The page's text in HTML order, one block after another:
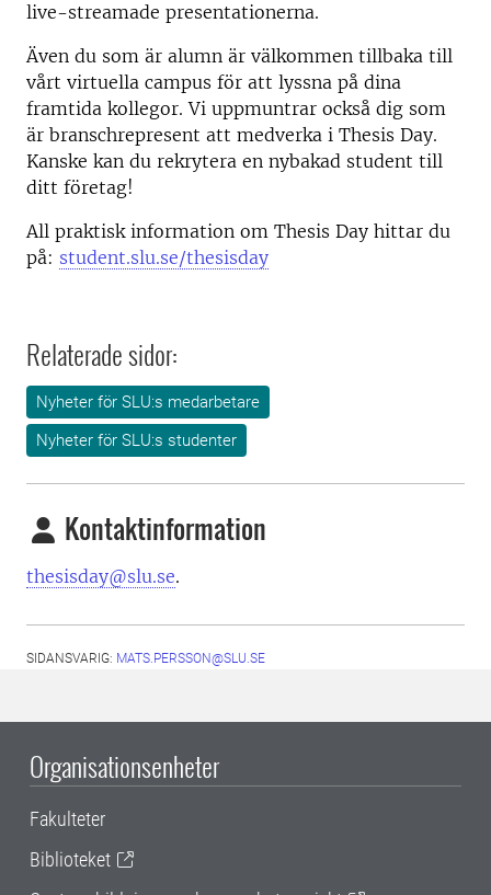
live-streamade presentationerna.
Även du som är alumn är välkommen tillbaka till
vårt virtuella campus för att lyssna på dina
framtida kollegor. Vi uppmuntrar också dig som
är branschrepresent att medverka i Thesis Day.
Kanske kan du rekrytera en nybakad student till
ditt företag!
All praktisk information om Thesis Day hittar du
på: student.slu.se/thesisday
Relaterade sidor:
Nyheter för SLU:s medarbetare
Nyheter för SLU:s studenter
Kontaktinformation
thesisday@slu.se.
SIDANSVARIG: MATS.PERSSON@SLU.SE
Organisationsenheter
Fakulteter
Biblioteket